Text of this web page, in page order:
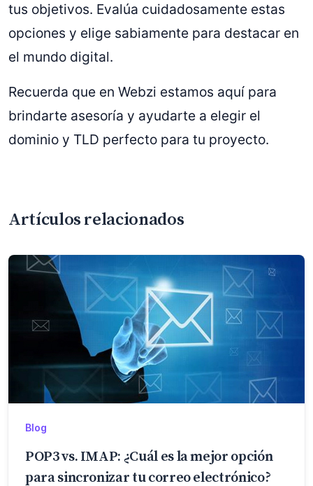
tus objetivos. Evalúa cuidadosamente estas
opciones y elige sabiamente para destacar en
el mundo digital.
Recuerda que en Webzi estamos aquí para
brindarte asesoría y ayudarte a elegir el
dominio y TLD perfecto para tu proyecto.
Artículos relacionados
Blog
POP3 vs. IMAP: ¿Cuál es la mejor opción
para sincronizar tu correo electrónico?